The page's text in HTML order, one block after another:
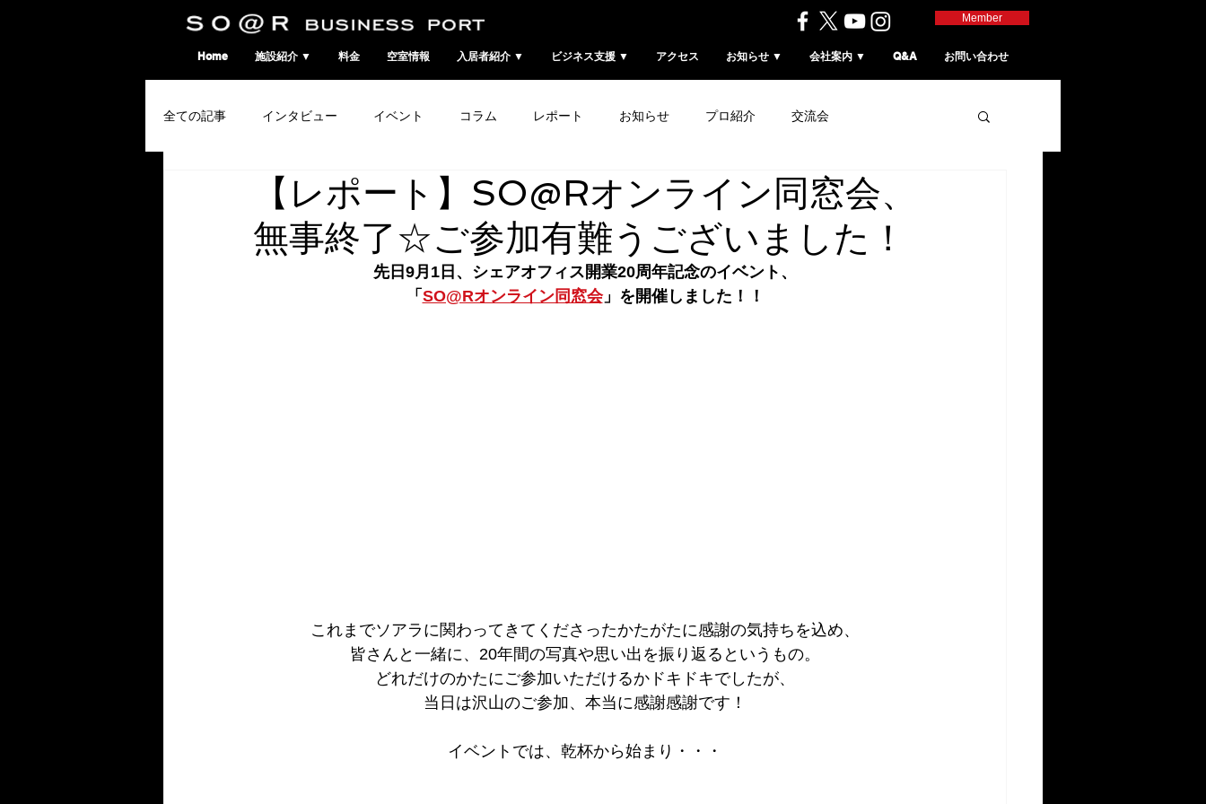
SO@Rビジネスポート｜広島市のシェアオフィス・コワーキングスペース Member
Home 施設紹介 ▼ 料金 空室情報 入居者紹介 ▼ ビジネス支援 ▼ アクセス お知らせ ▼ 会社案内 ▼ Q&A お問い合わせ
全ての記事 インタビュー イベント コラム レポート お知らせ プロ紹介 交流会
コワーキングウィーク【レポート】SO@Rオンライン同窓会、
無事終了☆ご参加有難うございました！
先日9月1日、シェアオフィス開業20周年記念のイベント、
「 SO@Rオンライン同窓会」を開催しました！！
これまでソアラに関わってきてくださったかたがたに感謝の気持ちを込め、
皆さんと一緒に、20年間の写真や思い出を振り返るというもの。
どれだけのかたにご参加いただけるかドキドキでしたが、
当日は沢山のご参加、本当に感謝感謝です！
イベントでは、乾杯から始まり・・・